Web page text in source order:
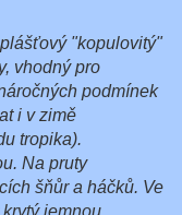
"kopulovitý"
vhodný pro
podmínek
i v zimě
tropika).
Na pruty
šňůr a háčků. Ve
jemnou